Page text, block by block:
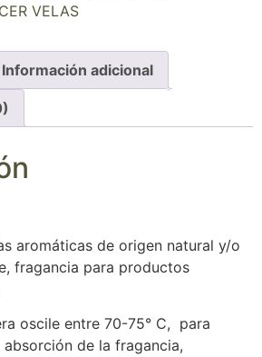
VELAS
Información adicional
aromáticas de origen natural y/o
fragancia para productos
oscile entre 70-75° C, para
absorción de la fragancia,